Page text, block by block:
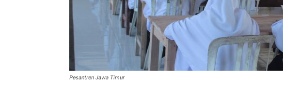
Pesantren Jawa Timur